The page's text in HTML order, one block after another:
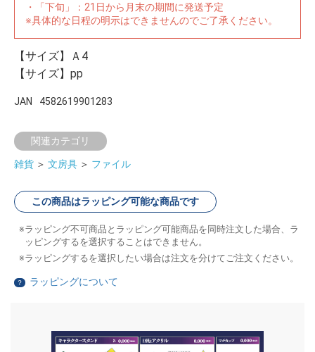
・「下旬」：21日から月末の期間に発送予定
※具体的な日程の明示はできませんのでご了承ください。
【サイズ】Ａ4
【サイズ】pp
JAN 4582619901283
関連カテゴリ
雑貨 ＞ 文房具 ＞ ファイル
この商品はラッピング可能な商品です
ラッピング不可商品とラッピング可能商品を同時注文した場合、ラ
ッピングするを選択することはできません。
ラッピングするを選択したい場合は注文を分けてご注文ください。
？ ラッピングについて